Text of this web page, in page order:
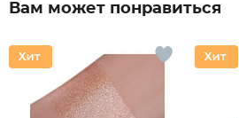
Вам может понравиться